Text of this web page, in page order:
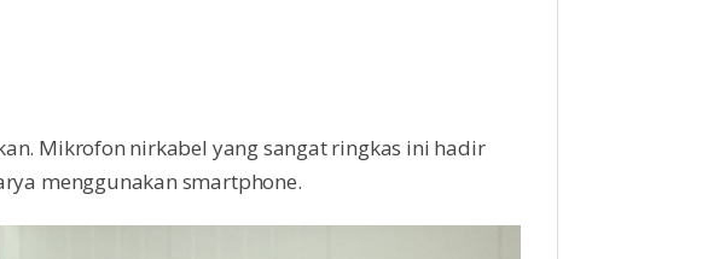
Mikrofon nirkabel yang sangat ringkas ini hadir
menggunakan smartphone.